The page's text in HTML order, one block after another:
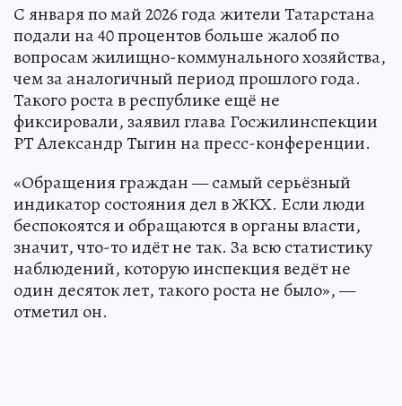
С января по май 2026 года жители Татарстана
подали на 40 процентов больше жалоб по
вопросам жилищно-коммунального хозяйства,
чем за аналогичный период прошлого года.
Такого роста в республике ещё не
фиксировали, заявил глава Госжилинспекции
РТ Александр Тыгин на пресс-конференции.
«Обращения граждан — самый серьёзный
индикатор состояния дел в ЖКХ. Если люди
беспокоятся и обращаются в органы власти,
значит, что-то идёт не так. За всю статистику
наблюдений, которую инспекция ведёт не
один десяток лет, такого роста не было», —
отметил он.